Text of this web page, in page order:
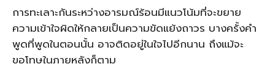
การทะเลาะกันระหว่างอารมณ์ร้อนมีแนวโน้มที่จะขยาย
ความเข้าใจผิดให้กลายเป็นความขัดแย้งถาวร บางครั้งคำ
พูดที่พูดในตอนนั้น อาจติดอยู่ในใจไปอีกนาน ถึงแม้จะ
ขอโทษในภายหลังก็ตาม